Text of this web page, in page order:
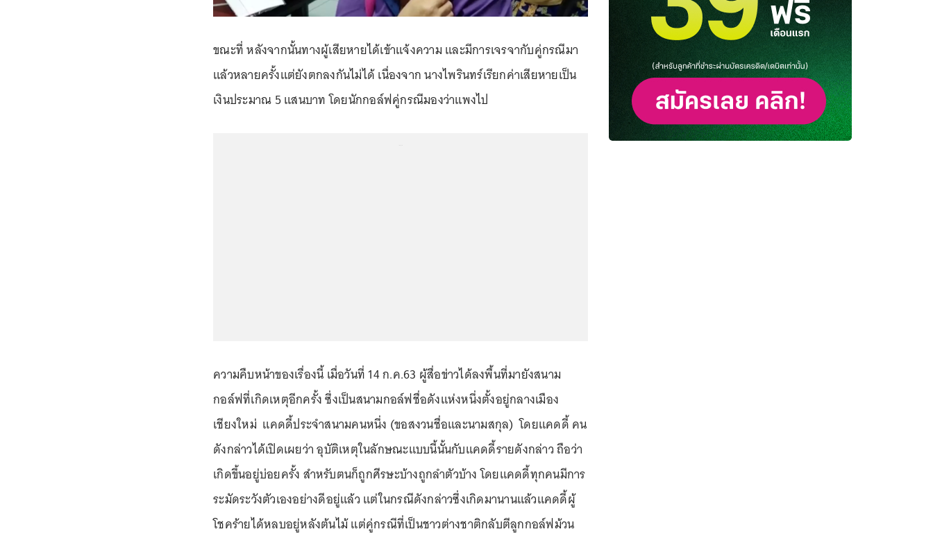
ขณะที่ หลังจากนั้นทางผู้เสียหายได้เข้าแจ้งความ และมีการเจรจากับคู่กรณีมา
แล้วหลายครั้งแต่ยังตกลงกันไม่ได้ เนื่องจาก นางไพรินทร์เรียกค่าเสียหายเป็น
เงินประมาณ 5 แสนบาท โดยนักกอล์ฟคู่กรณีมองว่าแพงไป
ความคืบหน้าของเรื่องนี้ เมื่อวันที่ 14 ก.ค.63 ผู้สื่อข่าวได้ลงพื้นที่มายังสนาม
กอล์ฟที่เกิดเหตุอีกครั้ง ซึ่งเป็นสนามกอล์ฟชื่อดังแห่งหนึ่งตั้งอยู่กลางเมือง
เชียงใหม่ แคดดี้ประจำสนามคนหนึ่ง (ขอสงวนชื่อและนามสกุล) โดยแคดดี้ คน
ดังกล่าวได้เปิดเผยว่า อุบัติเหตุในลักษณะแบบนี้นั้นกับแคดดี้รายดังกล่าว ถือว่า
เกิดขึ้นอยู่บ่อยครั้ง สำหรับตนก็ถูกศีรษะบ้างถูกลำตัวบ้าง โดยแคดดี้ทุกคนมีการ
ระมัดระวังตัวเองอย่างดีอยู่แล้ว แต่ในกรณีดังกล่าวซึ่งเกิดมานานแล้วแคดดี้ผู้
โชคร้ายได้หลบอยู่หลังต้นไม้ แต่คู่กรณีที่เป็นชาวต่างชาติกลับตีลูกกอล์ฟม้วน